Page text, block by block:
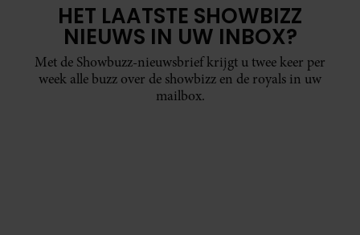
HET LAATSTE SHOWBIZZ
NIEUWS IN UW INBOX?
Met de Showbuzz-nieuwsbrief krijgt u twee keer per
week alle buzz over de showbizz en de royals in uw
mailbox.